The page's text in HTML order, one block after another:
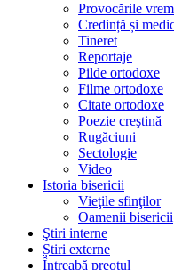
Provocările
Credință și
Tineret
Reportaje
Pilde ortodoxe
Filme ortodoxe
Citate ortodoxe
Poezie creştină
Rugăciuni
Sectologie
Video
Istoria bisericii
Vieţile sfinţilor
Oamenii bisericii
Ştiri interne
Știri externe
Întreabă preotul